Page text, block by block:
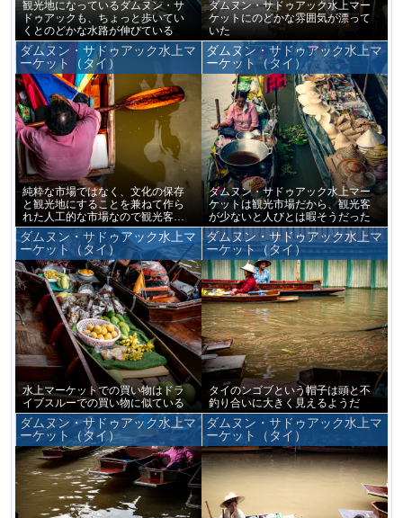
観光地になっているダムヌン・サ
ドゥアックも、ちょっと歩いてい
くとのどかな水路が伸びている
ダムヌン・サドゥアック水上マー
ケットにのどかな雰囲気が漂って
いた
ダムヌン・サドゥアック水上マ
ーケット（タイ）
純粋な市場ではなく、文化の保存
と観光地にすることを兼ねて作ら
れた人工的な市場なので観光客が
いないと働いている人たちもやる
ことがない
ダムヌン・サドゥアック水上マ
ーケット（タイ）
ダムヌン・サドゥアック水上マー
ケットは観光市場だから、観光客
が少ないと人びとは暇そうだった
ダムヌン・サドゥアック水上マ
ーケット（タイ）
水上マーケットでの買い物はドラ
イブスルーでの買い物に似ている
ダムヌン・サドゥアック水上マ
ーケット（タイ）
タイのンゴブという帽子は頭と不
釣り合いに大きく見えるようだ
ダムヌン・サドゥアック水上マ
ーケット（タイ）
ダムヌン・サドゥアック水上マ
ーケット（タイ）